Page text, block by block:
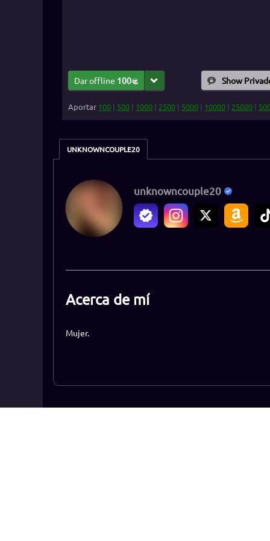
Dar offline 100 Show
Aportar 100 | 500 | 1000 | 2500 | 5000 | 10000 | 25000 |
UNKNOWNCOUPLE20
unknowncouple20
Acerca de mí
Mujer.